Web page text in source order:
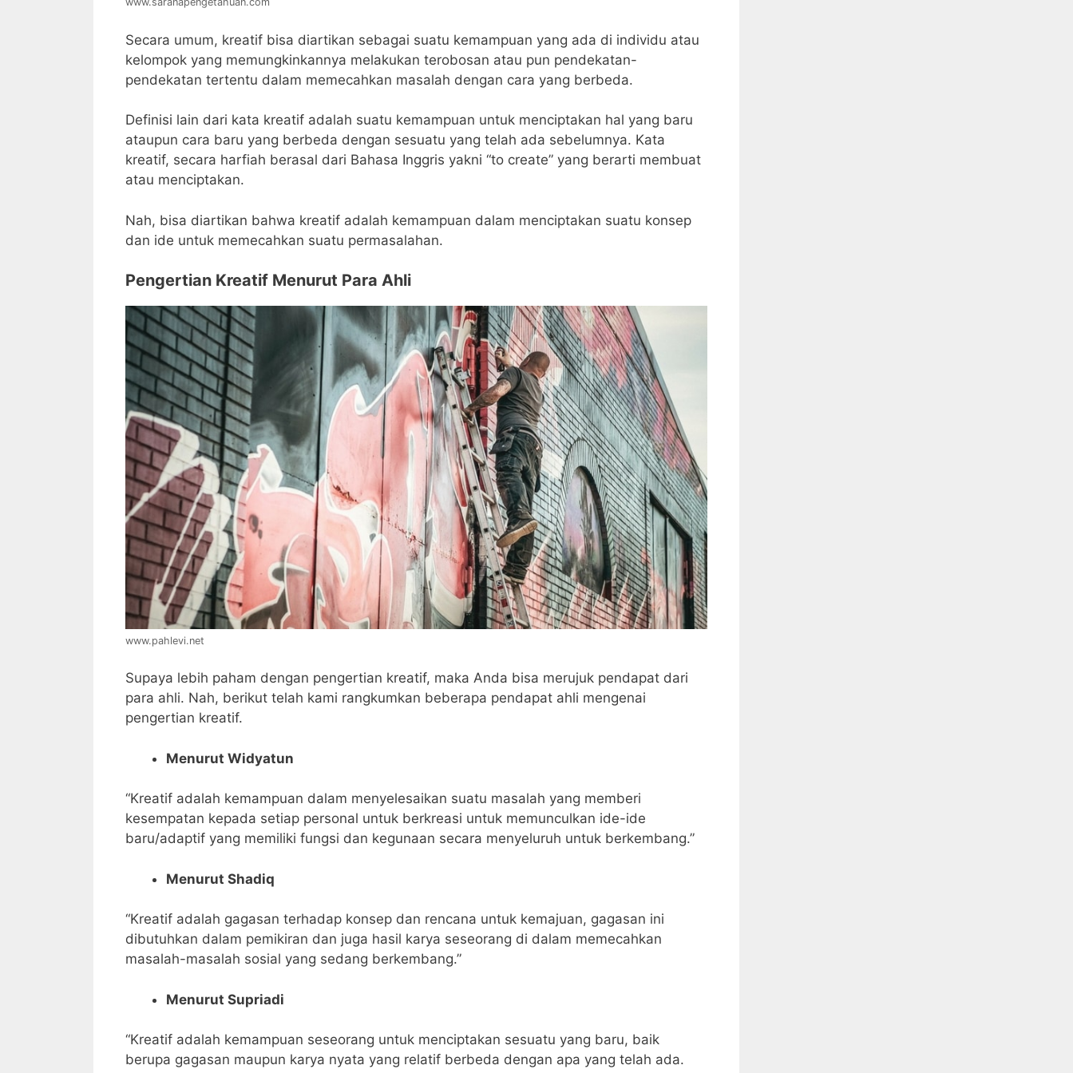
Secara umum, kreatif bisa diartikan sebagai suatu kemampuan yang ada di individu atau
kelompok yang memungkinkannya melakukan terobosan atau pun pendekatan-
pendekatan tertentu dalam memecahkan masalah dengan cara yang berbeda.
Definisi lain dari kata kreatif adalah suatu kemampuan untuk menciptakan hal yang baru
ataupun cara baru yang berbeda dengan sesuatu yang telah ada sebelumnya. Kata
kreatif, secara harfiah berasal dari Bahasa Inggris yakni “to create” yang berarti membuat
atau menciptakan.
Nah, bisa diartikan bahwa kreatif adalah kemampuan dalam menciptakan suatu konsep
dan ide untuk memecahkan suatu permasalahan.
Pengertian Kreatif Menurut Para Ahli
www.pahlevi.net
Supaya lebih paham dengan pengertian kreatif, maka Anda bisa merujuk pendapat dari
para ahli. Nah, berikut telah kami rangkumkan beberapa pendapat ahli mengenai
pengertian kreatif.
Menurut Widyatun
“Kreatif adalah kemampuan dalam menyelesaikan suatu masalah yang memberi
kesempatan kepada setiap personal untuk berkreasi untuk memunculkan ide-ide
baru/adaptif yang memiliki fungsi dan kegunaan secara menyeluruh untuk berkembang.”
Menurut Shadiq
“Kreatif adalah gagasan terhadap konsep dan rencana untuk kemajuan, gagasan ini
dibutuhkan dalam pemikiran dan juga hasil karya seseorang di dalam memecahkan
masalah-masalah sosial yang sedang berkembang.”
Menurut Supriadi
“Kreatif adalah kemampuan seseorang untuk menciptakan sesuatu yang baru, baik
berupa gagasan maupun karya nyata yang relatif berbeda dengan apa yang telah ada.